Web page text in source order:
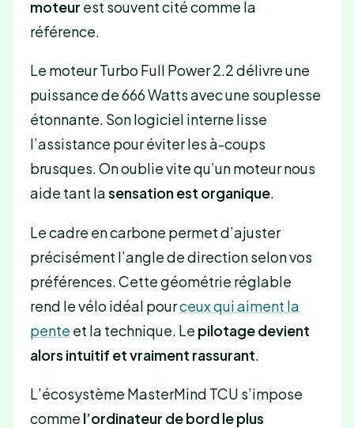
moteur est souvent cité comme la
référence.
Le moteur Turbo Full Power 2.2 délivre une
puissance de 666 Watts avec une souplesse
étonnante. Son logiciel interne lisse
l’assistance pour éviter les à-coups
brusques. On oublie vite qu’un moteur nous
aide tant lasensation est organique.
Le cadre en carbone permet d’ajuster
précisément l’angle de direction selon vos
préférences. Cette géométrie réglable
rend le vélo idéal pourceux qui aiment la
pente et la technique. Le pilotage devient
alors intuitif et vraiment rassurant
L’écosystème MasterMind TCU s’impose
comme l’ordinateur de bord le plus